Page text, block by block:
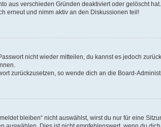
aus verschieden Gründen deaktiviert oder gelöscht
erneut und nimm aktiv an den Diskussionen teil!
nicht wieder mitteilen, du kannst es jedoch
zurückzusetzen, so wende dich an die Board-
bleiben“ nicht auswählst, wirst du nur für eine